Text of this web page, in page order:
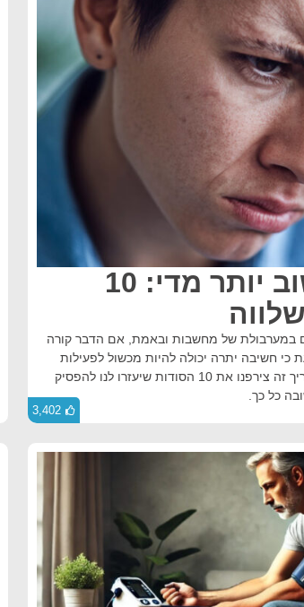
איך להפסיק לחשוב יותר מדי: 10
במערבולת של מחשבות ובאמת, אם הדבר קורה
חשיבה יתרה יכולה להיות מכשול לפעילות
שלנו ולתחושה נפשית טובה ובריאה. במדריך זה צירפנו את 10 הסודות שיעזרו לנו להפסיק
כל כך.
3,402